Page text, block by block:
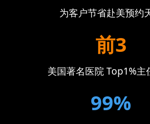
为客户节省赴美预约
前3
美国著名医院 Top1%主
99%